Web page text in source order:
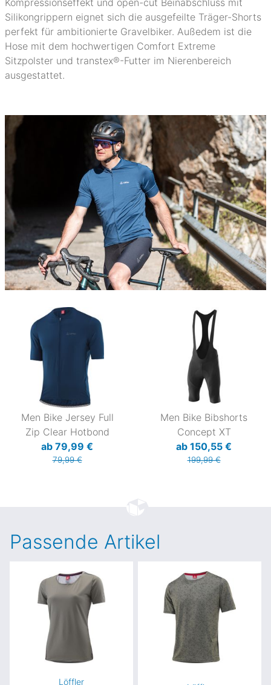
Kompressionseffekt und open-cut Beinabschluss mit
Silikongrippern eignet sich die ausgefeilte Träger-Shorts
perfekt für ambitionierte Gravelbiker. Außedem ist die
Hose mit dem hochwertigen Comfort Extreme
Sitzpolster und transtex®-Futter im Nierenbereich
ausgestattet.
Men Bike Jersey Full
Zip Clear Hotbond
ab 79,99 €
79,99 €
Men Bike Bibshorts
Concept XT
ab 150,55 €
199,99 €
Passende Artikel
Löffler